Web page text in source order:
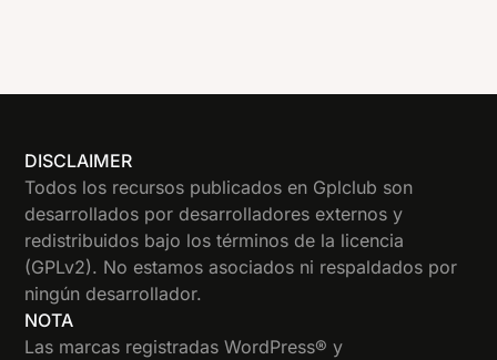
DISCLAIMER
Todos los recursos publicados en Gplclub son
desarrollados por desarrolladores externos y
redistribuidos bajo los términos de la licencia
(GPLv2). No estamos asociados ni respaldados por
ningún desarrollador.
NOTA
Las marcas registradas WordPress® y